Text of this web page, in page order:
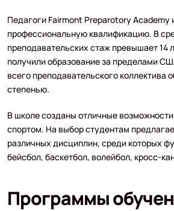
Педагоги Fairmont Preparotory
профессиональную квалификацию. В
преподавательских стаж превышает 14
получили образование за пределами
всего преподавательского коллектива
степенью.
В школе созданы отличные
спортом. На выбор студентам
различных дисциплин, среди которых
бейсбол, баскетбол, волейбол, кросс-
Программы